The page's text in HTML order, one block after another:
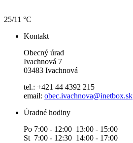
25/11 °C
Kontakt
Obecný úrad
Ivachnová 7
03483 Ivachnová
tel.: +421 44 4392 215
email: obec.ivachnova@inetbox.sk
Úradné hodiny
Po 7:00 - 12:00 13:00 - 15:00
St 7:00 - 12:30 14:00 - 17:00